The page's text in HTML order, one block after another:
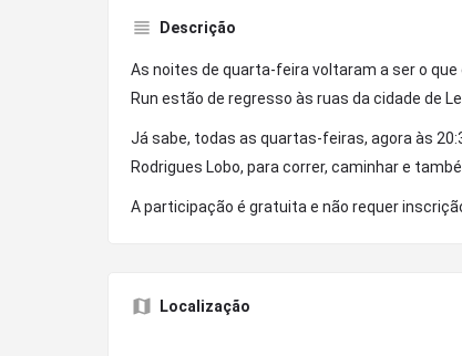
Descrição
As noites de quarta-feira voltaram a ser o que
Run estão de regresso às ruas da cidade de
Já sabe, todas as quartas-feiras, agora às
Rodrigues Lobo, para correr, caminhar e
A participação é gratuita e não requer
Localização